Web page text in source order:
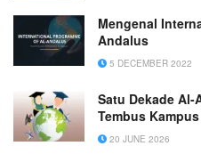
Mengenal
Andalus
5 DECEMBER 2022
Satu Dekade
Tembus
20 JUNE 2026